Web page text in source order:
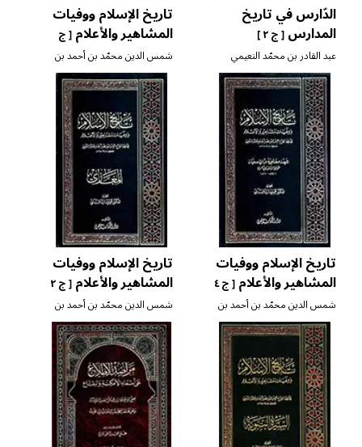
الدّارس في تاريخ
المدارس[ ج ٢ ]
عبد القادر بن محمّد النعيمي
الدمشقي
تاريخ الإسلام ووفيات
المشاهير والأعلام[ ج
٣ ]
شمس الدين محمّد بن أحمد بن
عثمان الذّهبي
تاريخ الإسلام ووفيات
المشاهير والأعلام
[ ج ٤
]شمس الدين محمّد بن أحمد بن
عثمان الذّهبي
تاريخ الإسلام ووفيات
المشاهير والأعلام
[ ج ٢
]شمس الدين محمّد بن أحمد بن
عثمان الذّهبي